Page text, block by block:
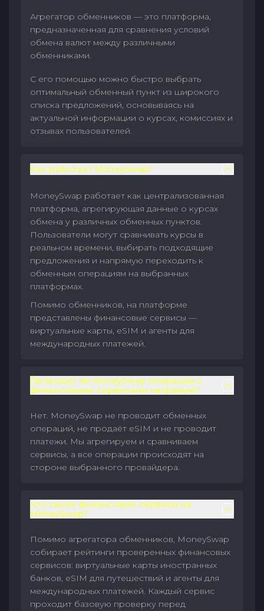
Агрегатор обменников — это платформа,
предназначенная для сравнения условий
обмена валют между различными
обменниками.
С его помощью можно быстро выбрать
оптимальный обменный пункт из широкого
списка предложений, основываясь на
актуальной информации о курсах, комиссиях и
отзывах пользователей.
Как работает MoneySwap?
MoneySwap работает как централизованная
платформа, агрегирующая данные о курсах
обмена у различных обменных пунктов.
Пользователи могут сравнивать курсы в
реальном времени, выбирать подходящие
предложения и напрямую переходить к
обменным операциям на выбранных
платформах.
Помимо обменников, на платформе
представлены финансовые сервисы —
виртуальные карты, eSIM и агенты для
международных платежей.
Проводит ли MoneySwap операции с
финансовыми сервисами напрямую?
Нет. MoneySwap не проводит обменных
операций, не продаёт eSIM и не проводит
платежи. Мы агрегируем и сравниваем
сервисы, а все операции происходят на
стороне выбранного провайдера.
Что такое финансовые сервисы на
MoneySwap?
Помимо агрегатора обменников, MoneySwap
собирает рейтинги проверенных финансовых
сервисов: виртуальные карты иностранных
банков, eSIM для путешествий и агенты для
международных платежей. Каждый сервис
проходит базовую проверку перед